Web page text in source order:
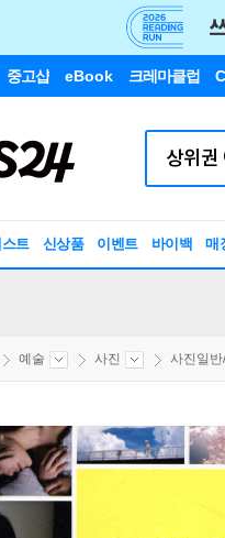
중고샵 eBook 크레마클럽
트 신상품 이벤트 바이백 매
예술 사진 사진일